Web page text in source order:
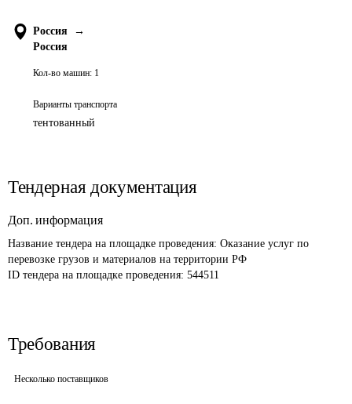
Россия
→
Россия
Кол-во машин: 1
Варианты транспорта
тентованный
Тендерная документация
Доп. информация
Название тендера на площадке проведения: Оказание услуг по
перевозке грузов и материалов на территории РФ
ID тендера на площадке проведения: 544511
Требования
Несколько поставщиков